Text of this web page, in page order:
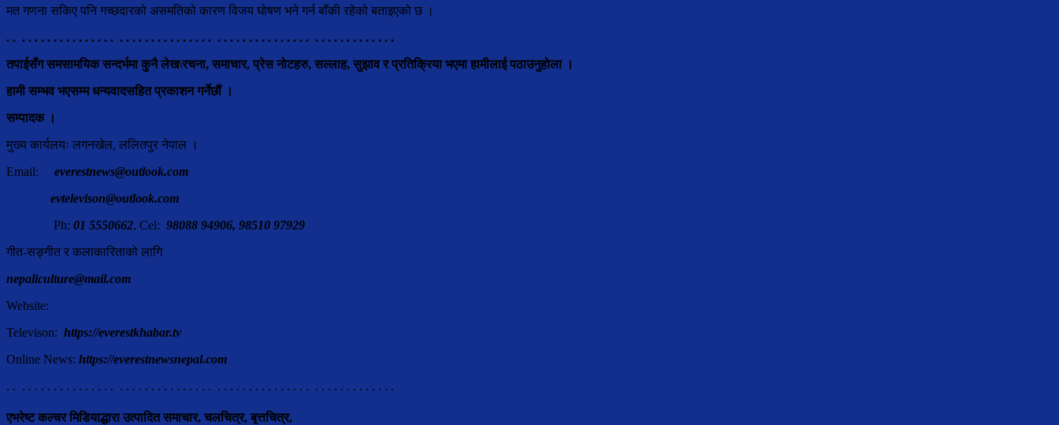
मत गणना सकिए पनि गच्छदारको असमतिको कारण विजय घोषण भने गर्न बाँकी रहेको बताइएको छ ।
. . . . . . . . . . . . . . . . . . . . . . . . . . . . . . . . . . . . . . . . . . . . . . . . . . . . . . . . . . . .
तपाईसँग समसामयिक सन्दर्भमा कुनै लेख\रचना, समाचार, प्रेस नोटहरु, सल्लाह, सुझाव र प्रतिक्रिया भएमा हामीलाई पठाउनुहोला ।
हामी सम्भव भएसम्म धन्यवादसहित प्रकाशन गर्नेछौं ।
सम्पादक ।
मुख्य कार्यलयः लगनखेल, ललितपुर नेपाल ।
Email: everestnews@outlook.com
evtelevison@outlook.com
Ph: 01 5550662, Cel: 98088 94906, 98510 97929
गीत-सङ्गीत र कलाकारिताको लागि
nepaliculture@mail.com
Website:
Televison: https://everestkhabar.tv
Online News: https://everestnewsnepal.com
. . . . . . . . . . . . . . . . . . . . . . . . . . . . . . . . . . . . . . . . . . . . . . . . . . . . . . . . . . . .
एभरेष्ट कल्चर मिडियाद्धारा उत्पादित समाचार, चलचित्र, बृत्तचित्र,